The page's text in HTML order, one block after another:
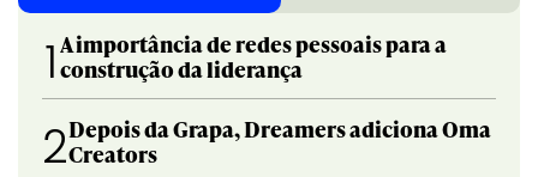
1 A importância de redes pessoais para a
construção da liderança
2Depois da Grapa, Dreamers adiciona Oma
Creators